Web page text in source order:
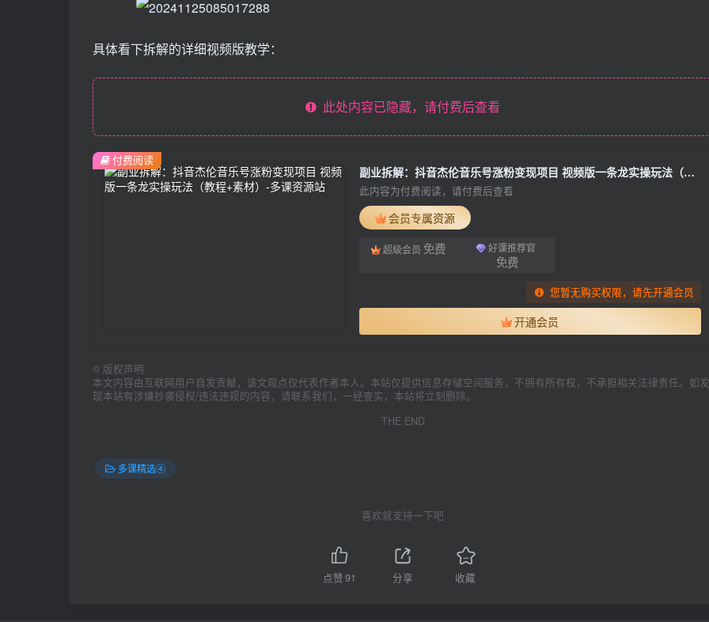
具体看下拆解的详细视频版教学：
此处内容已隐藏，请付费后查看
副业拆解：抖音杰伦音乐号涨粉变现项目 视频版一条龙实操玩法（教程+素材）
此内容为付费阅读，请付费后查看
会员专属资源
超级会员 免费 好课推荐官
免费
您暂无购买权限，请先开通会员
开通会员
付费阅读
© 版权声明
本文内容由互联网用户自发贡献，该文观点仅代表作者本人。本站仅提供信息存储空间服务，不拥有所有权，不承担相关法律责任。如发
现本站有涉嫌抄袭侵权/违法违规的内容，请联系我们，一经查实，本站将立刻删除。
THE END
多课精选④
喜欢就支持一下吧
点赞91 分享 收藏